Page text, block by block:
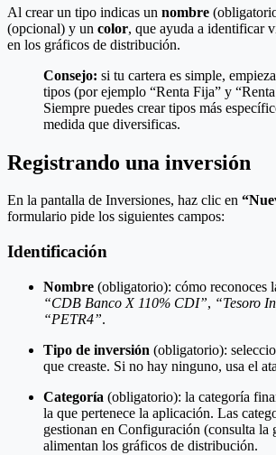
Al crear un tipo indicas un nombre
(opcional) y un color, que ayuda a identificar
en los gráficos de distribución.
Consejo: si tu cartera es simple,
tipos (por ejemplo “Renta Fija” y
Siempre puedes crear tipos más
medida que diversificas.
Registrando una inversión
En la pantalla de Inversiones, haz clic en
formulario pide los siguientes campos:
Identificación
Nombre (obligatorio): cómo reconoces
“CDB Banco X 110% CDI”, “Tesoro
“PETR4”.
Tipo de inversión (obligatorio):
que creaste. Si no hay ninguno, usa el
Categoría (obligatorio): la categoría
la que pertenece la aplicación. Las
gestionan en Configuración (consulta la
alimentan los gráficos de distribución.